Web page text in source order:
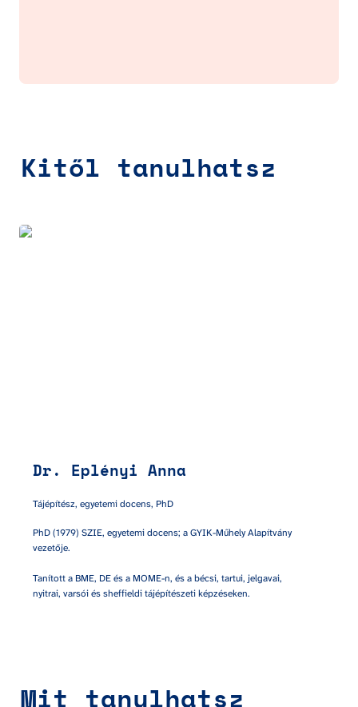
Kitől tanulhatsz
Dr. Eplényi Anna
Dr. Eplényi Anna
Tájépítész, egyetemi docens, PhD
PhD (1979) SZIE, egyetemi docens; a GYIK-Műhely Alapítvány
vezetője.
Tanított a BME, DE és a MOME-n, és a bécsi, tartui, jelgavai,
nyitrai, varsói és sheffieldi tájépítészeti képzéseken.
Mit tanulhatsz